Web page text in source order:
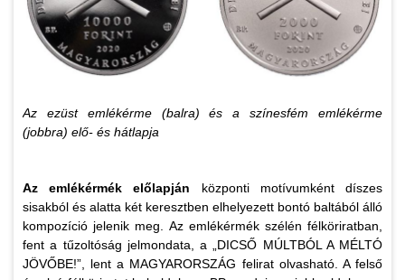
Az ezüst emlékérme (balra) és a színesfém emlékérme
(jobbra) elő- és hátlapja
Az emlékérmék előlapján központi motívumként díszes
sisakból és alatta két keresztben elhelyezett bontó baltából álló
kompozíció jelenik meg. Az emlékérmék szélén félköriratban,
fent a tűzoltóság jelmondata, a „DICSŐ MÚLTBÓL A MÉLTÓ
JÖVŐBE!”, lent a MAGYARORSZÁG felirat olvasható. A felső